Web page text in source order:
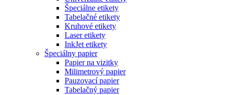
Špeciálne etikety
Tabelačné etikety
Kruhové etikety
Laser etikety
InkJet etikety
Špeciálny papier
Papier na vizitky
Milimetrový papier
Pauzovací papier
Tabelačný papier